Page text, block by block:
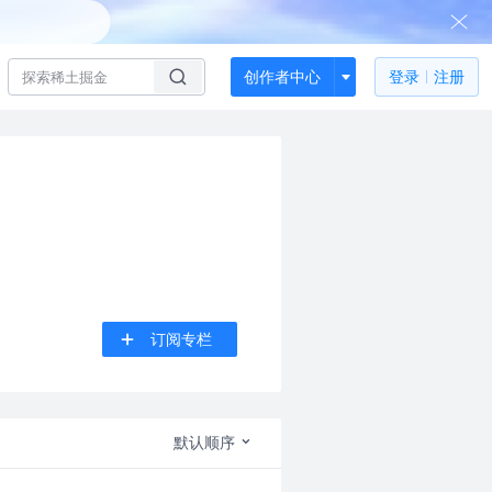
创作者中心 登录 注册
订阅专栏
默认顺序